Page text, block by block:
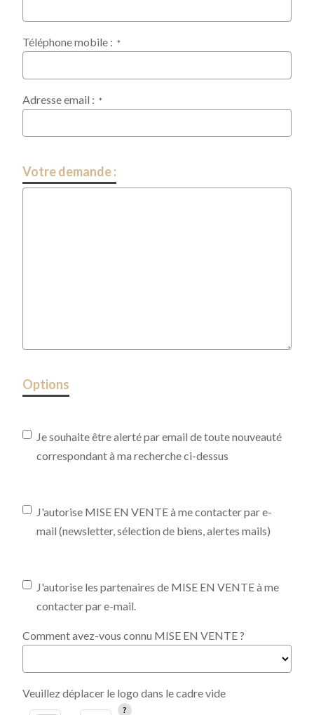
Téléphone mobile : *
Adresse email : *
Votre demande :
Options
Je souhaite être alerté par email de toute nouveauté
correspondant à ma recherche ci-dessus
J'autorise MISE EN VENTE à me contacter par e-
mail (newsletter, sélection de biens, alertes mails)
J'autorise les partenaires de MISE EN VENTE à me
contacter par e-mail.
Comment avez-vous connu MISE EN VENTE ?
Veuillez déplacer le logo dans le cadre vide